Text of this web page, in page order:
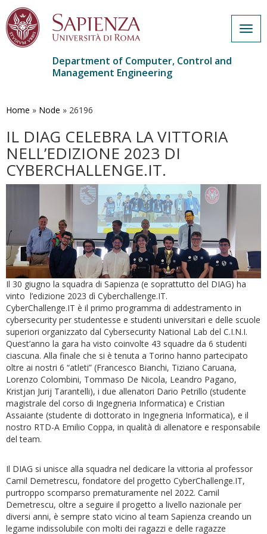
main
Department of Computer, Control and
Management Engineering
Home » Node » 26196
IL DIAG CELEBRA LA VITTORIA
NELL’EDIZIONE 2023 DI
CYBERCHALLENGE.IT.
Il 30 giugno la squadra di Sapienza (e soprattutto del DIAG) ha
vinto l’edizione 2023 dì Cyberchallenge.IT.
CyberChallenge.IT è il primo programma di addestramento in
cybersecurity per studentesse e studenti universitari e delle scuole
superiori organizzato dal Cybersecurity National Lab del C.I.N.I.
Quest’anno la gara ha visto coinvolte 43 squadre da 6 studenti
ciascuna. Alla finale che si è tenuta a Torino hanno partecipato
oltre ai nostri 6 “atleti” (Francesco Bianchi, Tiziano Caruana,
Lorenzo Colombini, Tommaso De Nicola, Leandro Pagano,
Kristjan Jurij Tarantelli), i due allenatori Dario Petrillo (studente
magistrale del corso di Ingegneria Informatica) e Cristian
Assaiante (studente di dottorato in Ingegneria Informatica), e il
nostro RTD-A Emilio Coppa, in qualità di allenatore e responsabile
del team.
Il DIAG si unisce alla squadra nel dedicare la vittoria al professor
Camil Demetrescu, fondatore del progetto CyberChallenge.IT,
purtroppo scomparso prematuramente nel 2022. Camil
Demetrescu, oltre a seguire il progetto a livello nazionale per
diversi anni, è sempre stato vicino al team Sapienza creando un
legame indissolubile con molti dei ragazzi e delle ragazze